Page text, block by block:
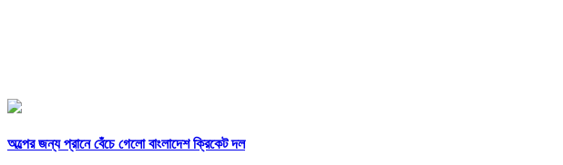
অল্পের জন্য প্রানে বেঁচে গেলো বাংলাদেশ ক্রিকেট দল